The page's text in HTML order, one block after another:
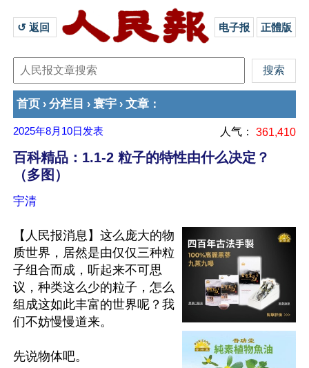
↺ 返回 电子报 正體版
首页 › 分栏目 › 寰宇 › 文章 ：
2025年8月10日 发表 人气： 361,410
百科精品：1.1-2 粒子的特性由什么决定？
（多图）
宇清
【人民报消息】这么庞大的物
质世界，居然是由仅仅三种粒
子组合而成，听起来不可思
议，种类这么少的粒子，怎么
组成这如此丰富的世界呢？我
们不妨慢慢道来。
先说物体吧。